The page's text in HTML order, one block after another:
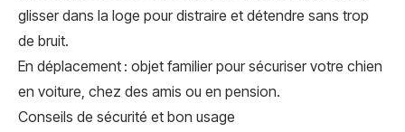
glisser dans la loge pour distraire et détendre sans trop
de bruit.
En déplacement : objet familier pour sécuriser votre chien
en voiture, chez des amis ou en pension.
Conseils de sécurité et bon usage